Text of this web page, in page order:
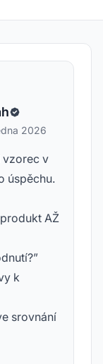
2026
vzorec v
úspěchu.
AŽ
k
srovnání